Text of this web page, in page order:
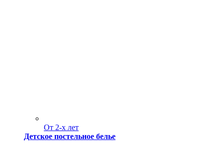
От 2-х лет
Детское постельное белье